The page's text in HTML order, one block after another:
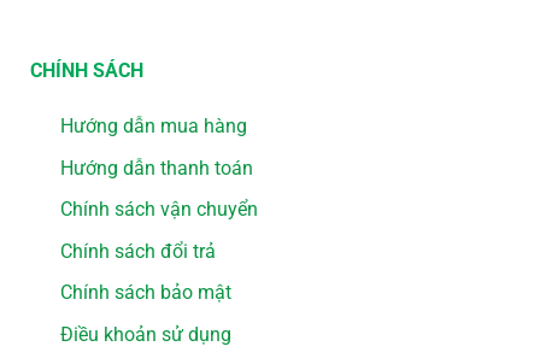
CHÍNH SÁCH
Hướng dẫn mua hàng
Hướng dẫn thanh toán
Chính sách vận chuyển
Chính sách đổi trả
Chính sách bảo mật
Điều khoản sử dụng